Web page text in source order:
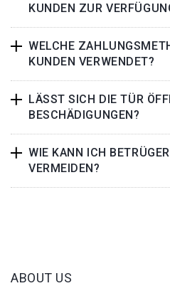
KUNDEN ZUR
WELCHE
KUNDEN VERWENDET?
LÄSST SICH DIE TÜR
BESCHÄDIGUNGEN?
WIE KANN ICH
VERMEIDEN?
ABOUT US